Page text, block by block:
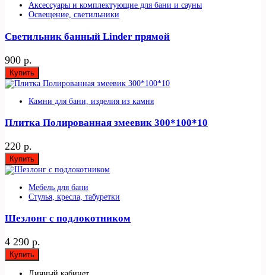
Аксессуары и комплектующие для бани и сауны
Освещение, светильники
Светильник банный Linder прямой
900 р.
Купить
Камни для бани, изделия из камня
Плитка Полированная змеевик 300*100*10
220 р.
Купить
Мебель для бани
Стулья, кресла, табуретки
Шезлонг с подлокотником
4 290 р.
Купить